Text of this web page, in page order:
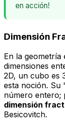
en acción!
Dimensión
En la geometría
dimensiones
2D, un cubo es
esta noción. Su
número entero;
dimensión
Besicovitch.